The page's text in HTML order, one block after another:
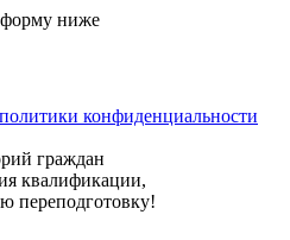
ниже
политики конфиденциальности
граждан
квалификации,
переподготовку!